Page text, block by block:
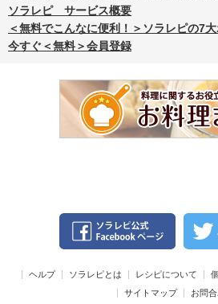
ソラレピ サービス概要
＜無料でこんなに便利！＞ソラレピの7
今すぐ＜無料＞会員登録
ヘルプ ソラレピとは レシピについて
サイトマップ
お問